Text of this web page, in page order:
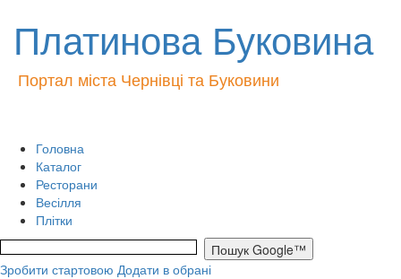
Платинова Буковина
Портал міста Чернівці та Буковини
Головна
Каталог
Ресторани
Весілля
Плітки
Зробити стартовою Додати в обрані